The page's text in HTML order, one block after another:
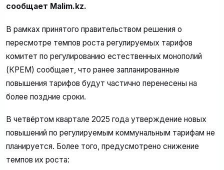
сообщает Malim.kz.
В рамках принятого правительством решения о
пересмотре темпов роста регулируемых тарифов
комитет по регулированию естественных монополий
(КРЕМ) сообщает, что ранее запланированные
повышения тарифов будут частично перенесены на
более поздние сроки.
В четвёртом квартале 2025 года утверждение новых
повышений по регулируемым коммунальным тарифам не
планируется. Более того, предусмотрено снижение
темпов их роста: